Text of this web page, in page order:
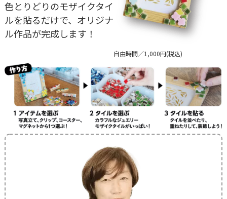
自由時間／1,000円(税込)
色とりどりのモザイクタイ
ルを貼るだけで、オリジナ
ル作品が完成します！